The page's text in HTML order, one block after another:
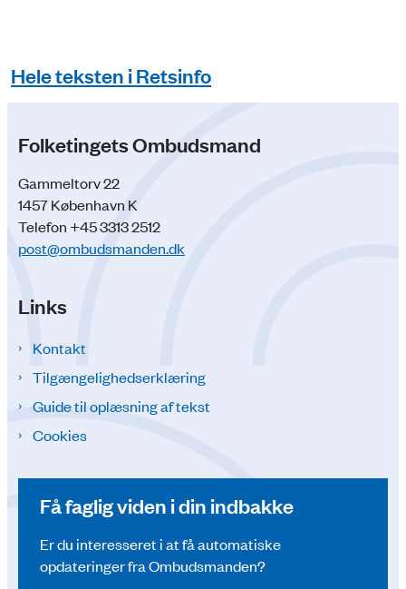
Hele teksten i Retsinfo
Folketingets Ombudsmand
Gammeltorv 22
1457 København K
Telefon +45 3313 2512
post@ombudsmanden.dk
Links
Kontakt
Tilgængelighedserklæring
Guide til oplæsning af tekst
Cookies
Få faglig viden i din indbakke
Er du interesseret i at få automatiske
opdateringer fra Ombudsmanden?